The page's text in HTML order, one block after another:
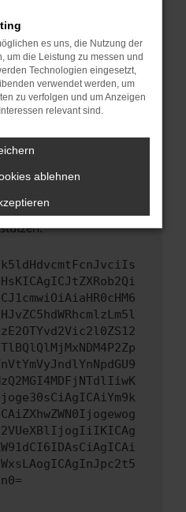
neuesten Stand
nicht nur ein
kann auch dazu
Funktionen nicht mehr
Webseitenbetreiber.
Schritte versucht
Wir werden
um uns bei der
es uns, die Nutzung der
um die Leistung zu messen und
Technologien eingesetzt,
verwendet werden, um
zu verfolgen und um Anzeigen
relevant sind.
ablehnen